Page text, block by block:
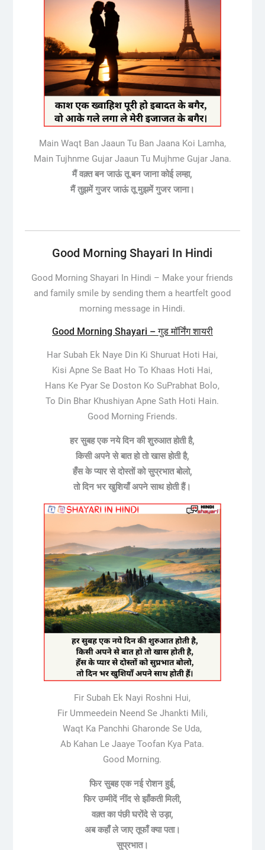
Main Waqt Ban Jaaun Tu Ban Jaana Koi Lamha,
Main Tujhnme Gujar Jaaun Tu Mujhme Gujar Jana.
मैं वक़्त बन जाऊं तू बन जाना कोई लम्हा,
मैं तुझमें गुजर जाऊं तू मुझमें गुजर जाना।
Good Morning Shayari In Hindi
Good Morning Shayari In Hindi – Make your friends
and family smile by sending them a heartfelt good
morning message in Hindi.
Good Morning Shayari – गुड मॉर्निंग शायरी
Har Subah Ek Naye Din Ki Shuruat Hoti Hai,
Kisi Apne Se Baat Ho To Khaas Hoti Hai,
Hans Ke Pyar Se Doston Ko SuPrabhat Bolo,
To Din Bhar Khushiyan Apne Sath Hoti Hain.
Good Morning Friends.
हर सुबह एक नये दिन की शुरुआत होती है,
किसी अपने से बात हो तो खास होती है,
हँस के प्यार से दोस्तों को सुप्रभात बोलो,
तो दिन भर खुशियाँ अपने साथ होती हैं।
Fir Subah Ek Nayi Roshni Hui,
Fir Ummeedein Neend Se Jhankti Mili,
Waqt Ka Panchhi Gharonde Se Uda,
Ab Kahan Le Jaaye Toofan Kya Pata.
Good Morning.
फिर सुबह एक नई रोशन हुई,
फिर उम्मीदें नींद से झाँकती मिली,
वक़्त का पंछी घरोंदे से उड़ा,
अब कहाँ ले जाए तूफाँ क्या पता।
सुप्रभात।